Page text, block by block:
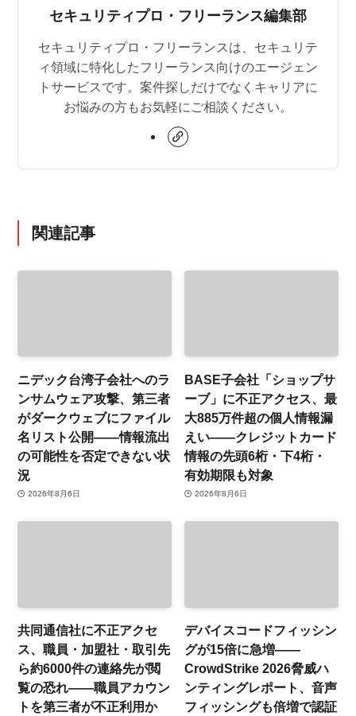
セキュリティプロ・フリーランス編集部
セキュリティプロ・フリーランスは、セキュリテ
ィ領域に特化したフリーランス向けのエージェン
トサービスです。案件探しだけでなくキャリアに
お悩みの方もお気軽にご相談ください。
関連記事
ニデック台湾子会社へのラ
ンサムウェア攻撃、第三者
がダークウェブにファイル
名リスト公開——情報流出
の可能性を否定できない状
況
2026年8月6日
BASE子会社「ショップサ
ーブ」に不正アクセス、最
大885万件超の個人情報漏
えい——クレジットカード
情報の先頭6桁・下4桁・
有効期限も対象
2026年8月6日
共同通信社に不正アクセ
ス、職員・加盟社・取引先
ら約6000件の連絡先が閲
覧の恐れ——職員アカウン
トを第三者が不正利用か
デバイスコードフィッシン
グが15倍に急増——
CrowdStrike 2026脅威ハ
ンティングレポート、音声
フィッシングも倍増で認証